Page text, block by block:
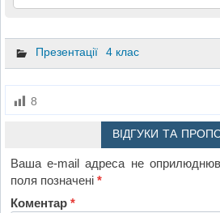
Презентації 4 клас
8
ВІДГУКИ ТА
Ваша e-mail адреса не
поля позначені*
Коментар*